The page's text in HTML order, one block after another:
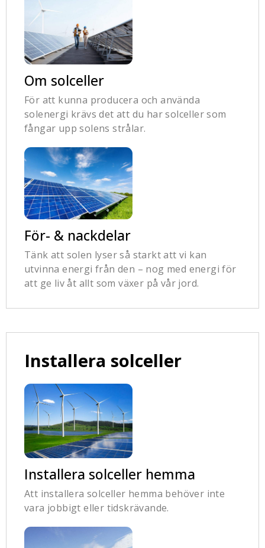
Om solceller
För att kunna producera och använda
solenergi krävs det att du har solceller som
fångar upp solens strålar.
För- & nackdelar
Tänk att solen lyser så starkt att vi kan
utvinna energi från den – nog med energi för
att ge liv åt allt som växer på vår jord.
Installera solceller
Installera solceller hemma
Att installera solceller hemma behöver inte
vara jobbigt eller tidskrävande.